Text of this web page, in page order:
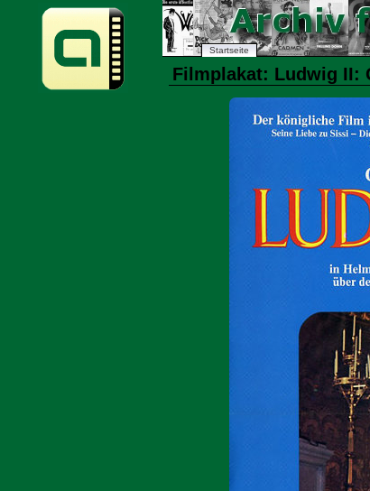
Startseite
Filmplakat: Ludwig II: